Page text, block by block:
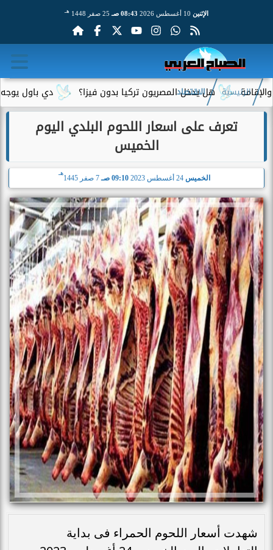
الإثنين 08:43 صـ 25 صفر 1448 هـ
دي باول يوجه هل يدخل المصريون تركيا بدون فيزا؟
الرئيسية الاقتصاد
تعرف على اسعار اللحوم البلدي اليوم
الخميس
الخميس 24 أغسطس 2023 09:10 صـ 7 صفر 1445
هـ
شهدت أسعار اللحوم الحمراء فى بداية